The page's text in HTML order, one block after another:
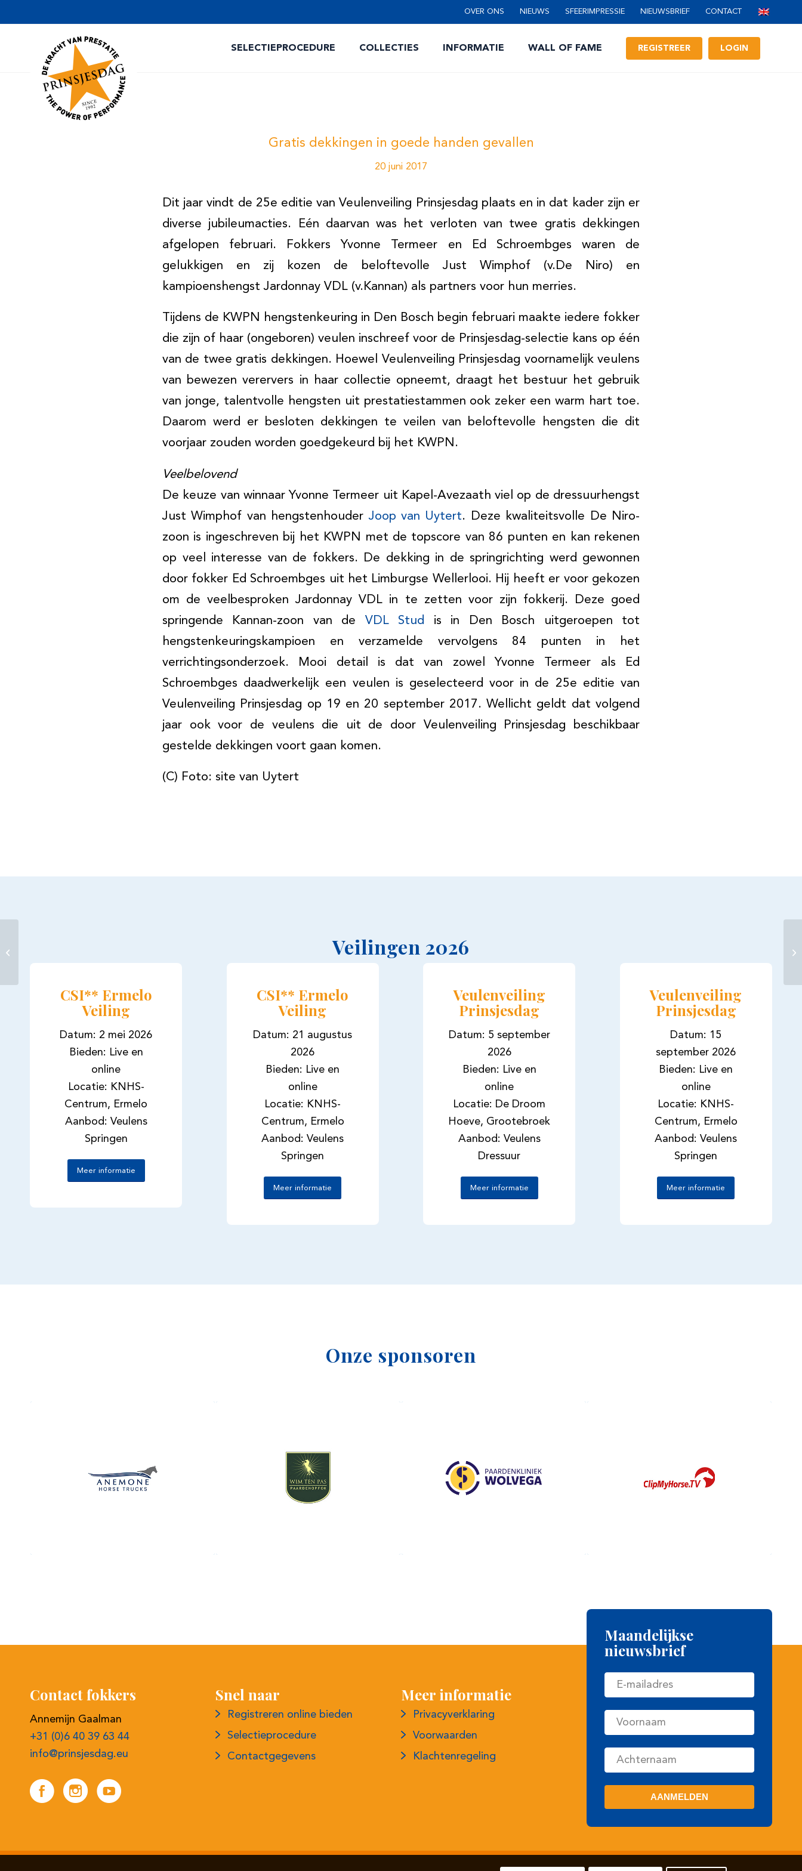
OVER ONS NIEUWS SFEERIMPRESSIE NIEUWSBRIEF CONTACT
SELECTIEPROCEDURE COLLECTIES INFORMATIE WALL OF FAME REGISTREER LOGIN
Gratis dekkingen in goede handen gevallen
20 juni 2017
Dit jaar vindt de 25e editie van Veulenveiling Prinsjesdag plaats en in dat kader zijn er
diverse jubileumacties. Eén daarvan was het verloten van twee gratis dekkingen
afgelopen februari. Fokkers Yvonne Termeer en Ed Schroembges waren de
gelukkigen en zij kozen de beloftevolle Just Wimphof (v.De Niro) en
kampioenshengst Jardonnay VDL (v.Kannan) als partners voor hun merries.
Tijdens de KWPN hengstenkeuring in Den Bosch begin februari maakte iedere fokker
die zijn of haar (ongeboren) veulen inschreef voor de Prinsjesdag-selectie kans op één
van de twee gratis dekkingen. Hoewel Veulenveiling Prinsjesdag voornamelijk veulens
van bewezen verervers in haar collectie opneemt, draagt het bestuur het gebruik
van jonge, talentvolle hengsten uit prestatiestammen ook zeker een warm hart toe.
Daarom werd er besloten dekkingen te veilen van beloftevolle hengsten die dit
voorjaar zouden worden goedgekeurd bij het KWPN.
Veelbelovend
De keuze van winnaar Yvonne Termeer uit Kapel-Avezaath viel op de dressuurhengst
Just Wimphof van hengstenhouderJoop van Uytert. Deze kwaliteitsvolle De Niro-
zoon is ingeschreven bij het KWPN met de topscore van 86 punten en kan rekenen
op veel interesse van de fokkers. De dekking in de springrichting werd gewonnen
door fokker Ed Schroembges uit het Limburgse Wellerlooi. Hij heeft er voor gekozen
om de veelbesproken Jardonnay VDL in te zetten voor zijn fokkerij. Deze goed
springende Kannan-zoon van de VDL Stud
is in Den Bosch uitgeroepen tot
hengstenkeuringskampioen en verzamelde vervolgens 84 punten in het
verrichtingsonderzoek. Mooi detail is dat van zowel Yvonne Termeer als Ed
Schroembges daadwerkelijk een veulen is geselecteerd voor in de 25e editie van
Veulenveiling Prinsjesdag op 19 en 20 september 2017. Wellicht geldt dat volgend
jaar ook voor de veulens die uit de door Veulenveiling Prinsjesdag beschikbaar
gestelde dekkingen voort gaan komen.
(C) Foto: site van Uytert
Veilingen 2026
CSI** Ermelo
Veiling
Datum: 2 mei 2026
Bieden: Live en
online
Locatie: KNHS-
Centrum, Ermelo
Aanbod: Veulens
Springen
Meer informatie
CSI** Ermelo
Veiling
Datum: 21 augustus
2026
Bieden: Live en
online
Locatie: KNHS-
Centrum, Ermelo
Aanbod: Veulens
Springen
Meer informatie
Veulenveiling
Prinsjesdag
Datum: 5 september
2026
Bieden: Live en
online
Locatie: De Droom
Hoeve, Grootebroek
Aanbod: Veulens
Dressuur
Meer informatie
Veulenveiling
Prinsjesdag
Datum: 15
september 2026
Bieden: Live en
online
Locatie: KNHS-
Centrum, Ermelo
Aanbod: Veulens
Springen
Meer informatie
Onze sponsoren
Contact fokkers
Annemijn Gaalman
+31 (0)6 40 39 63 44
info@prinsjesdag.eu
Snel naar
Registreren online bieden
Selectieprocedure
Contactgegevens
Meer informatie
Privacyverklaring
Voorwaarden
Klachtenregeling
Maandelijkse
nieuwsbrief